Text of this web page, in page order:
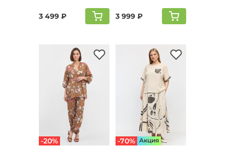
3 499 ₽ 3 999 ₽
-20%
-70% Aкция